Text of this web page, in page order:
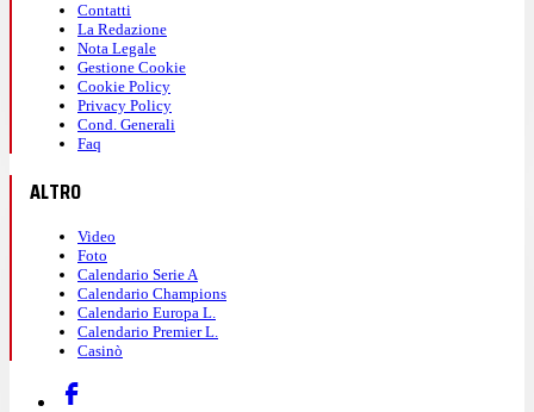
Contatti
La Redazione
Nota Legale
Gestione Cookie
Cookie Policy
Privacy Policy
Cond. Generali
Faq
ALTRO
Video
Foto
Calendario Serie A
Calendario Champions
Calendario Europa L.
Calendario Premier L.
Casinò